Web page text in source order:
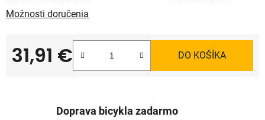
Možnosti doručenia
31,91 €
Jednotková cena:
DO KOŠÍKA
Doprava bicykla zadarmo